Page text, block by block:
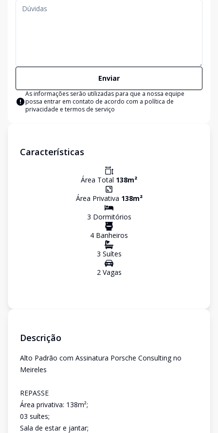
Enviar
As informações serão utilizadas para que a nossa equipe
possa entrar em contato de acordo com a política de
privacidade e termos de serviço
Características
Área Total 138m²
Área Privativa 138m²
3 Dormitórios
4 Banheiros
3 Suítes
2Vagas
Descrição
Alto Padrão com Assinatura Porsche Consulting no
Meireles
REPASSE
Área privativa: 138m²;
03 suítes;
Sala de estar e jantar;